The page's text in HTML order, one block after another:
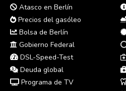
Atasco en Berlín
Precios del gasóleo
Bolsa de Berlín
Gobierno Federal
DSL-Speed-Test
Deuda global
Programa de TV